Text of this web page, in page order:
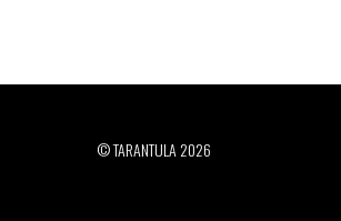
© TARANTULA 2026